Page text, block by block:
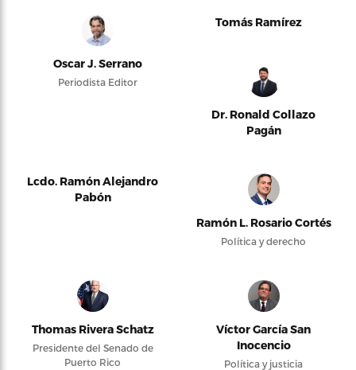
Oscar J. Serrano
Periodista Editor
Tomás Ramírez
Dr. Ronald Collazo
Pagán
Lcdo. Ramón Alejandro
Pabón
Ramón L. Rosario Cortés
Política y derecho
Thomas Rivera Schatz
Presidente del Senado de
Puerto Rico
Víctor García San
Inocencio
Política y justicia